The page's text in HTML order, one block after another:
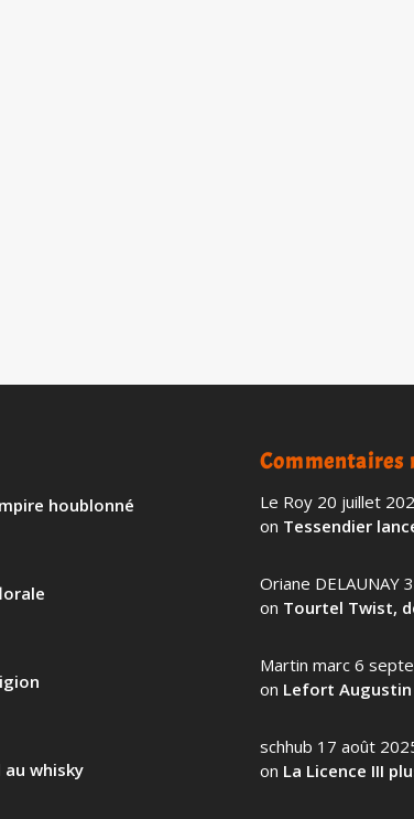
houblonné
whisky
Commentaires
Le Roy 20 juillet
on Tessendier
Oriane DELAUNAY
on Tourtel Twist,
Martin marc 6
on Lefort Augustin
schhub 17 août
on La Licence III